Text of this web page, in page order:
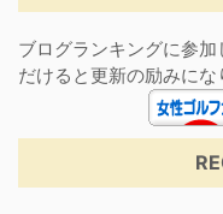
ブログランキングに参
だけると更新の励みにな